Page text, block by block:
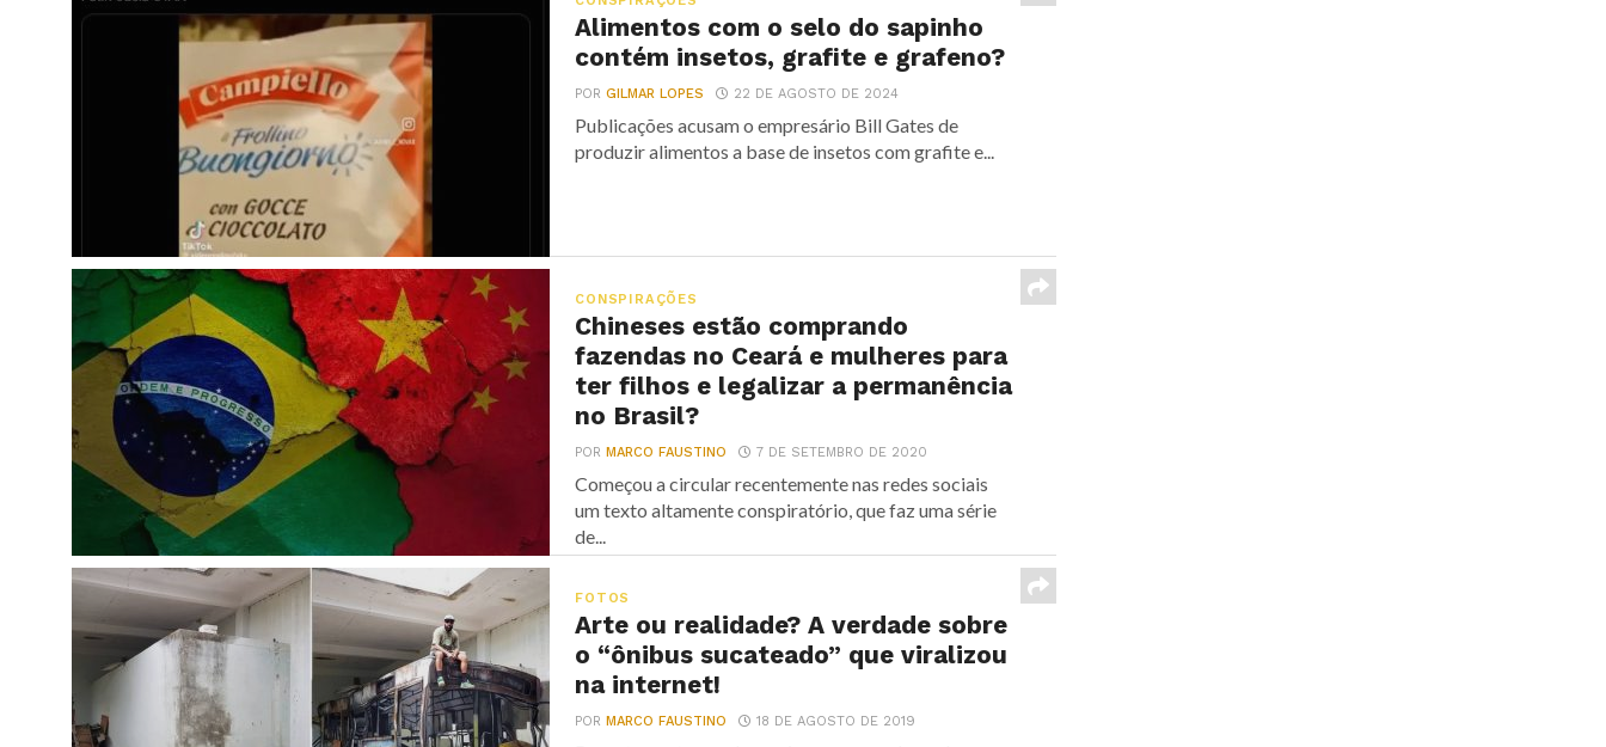
Alimentos com o selo do sapinho
contém insetos, grafite e grafeno?
PORGILMAR LOPES 22 DE AGOSTO DE 2024
Publicações acusam o empresário Bill Gates de
produzir alimentos a base de insetos com grafite e...
CONSPIRAÇÕES
Chineses estão comprando
fazendas no Ceará e mulheres para
ter filhos e legalizar a permanência
no Brasil?
PORMARCO FAUSTINO 7 DE SETEMBRO DE 2020
Começou a circular recentemente nas redes sociais
um texto altamente conspiratório, que faz uma série
de...
FOTOS
Arte ou realidade? A verdade sobre
o “ônibus sucateado” que viralizou
na internet!
PORMARCO FAUSTINO 18 DE AGOSTO DE 2019